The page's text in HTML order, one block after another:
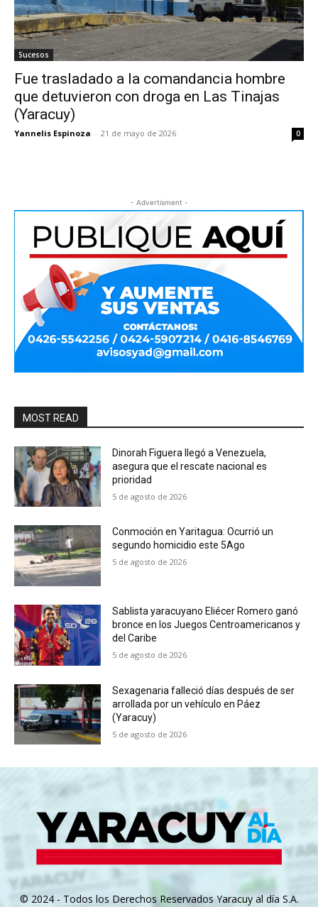
Sucesos
Fue trasladado a la comandancia hombre
que detuvieron con droga en Las Tinajas
(Yaracuy)
Yannelis Espinoza - 21 de mayo de 2026 0
- Advertisment -
MOST READ
Dinorah Figuera llegó a Venezuela,
asegura que el rescate nacional es
prioridad
5 de agosto de 2026
Conmoción en Yaritagua: Ocurrió un
segundo homicidio este 5Ago
5 de agosto de 2026
Sablista yaracuyano Eliécer Romero ganó
bronce en los Juegos Centroamericanos y
del Caribe
5 de agosto de 2026
Sexagenaria falleció días después de ser
arrollada por un vehículo en Páez
(Yaracuy)
5 de agosto de 2026
© 2024 - Todos los Derechos Reservados Yaracuy al día S.A.